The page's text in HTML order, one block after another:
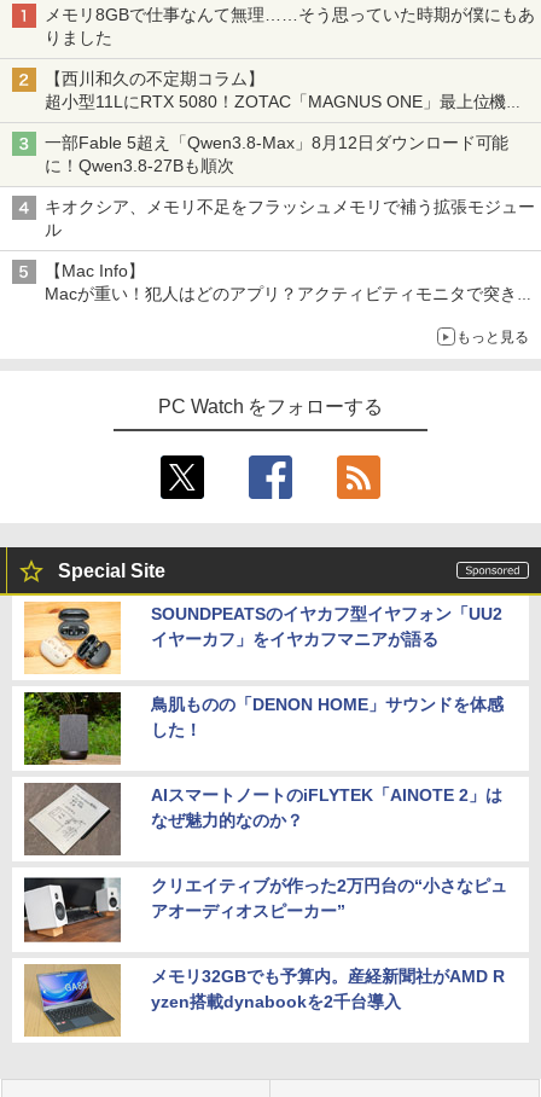
メモリ8GBで仕事なんて無理……そう思っていた時期が僕にもあ
りました
【西川和久の不定期コラム】
超小型11LにRTX 5080！ZOTAC「MAGNUS ONE」最上位機の
実力を探る
一部Fable 5超え「Qwen3.8-Max」8月12日ダウンロード可能
に！Qwen3.8-27Bも順次
キオクシア、メモリ不足をフラッシュメモリで補う拡張モジュー
ル
【Mac Info】
Macが重い！犯人はどのアプリ？アクティビティモニタで突き止
もっと見る
PC Watch をフォローする
Special Site
SOUNDPEATSのイヤカフ型イヤフォン「UU2
イヤーカフ」をイヤカフマニアが語る
鳥肌ものの「DENON HOME」サウンドを体感
した！
AIスマートノートのiFLYTEK「AINOTE 2」は
なぜ魅力的なのか？
クリエイティブが作った2万円台の“小さなピュ
アオーディオスピーカー”
メモリ32GBでも予算内。産経新聞社がAMD R
yzen搭載dynabookを2千台導入